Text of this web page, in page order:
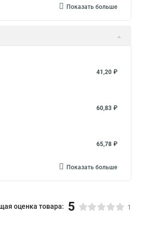
Показать больше
41,20 ₽
60,83 ₽
65,78 ₽
Показать больше
оценка товара: 5 1